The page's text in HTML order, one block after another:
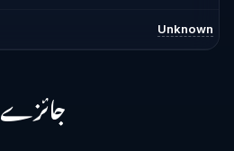
Unknown
جائزے